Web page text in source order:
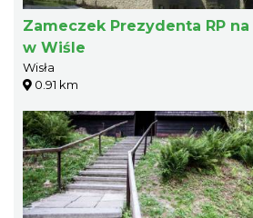
Zameczek Prezydenta RP
w Wiśle
Wisła
0.91 km